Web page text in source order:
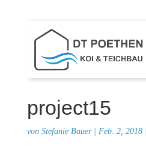
project15
von Stefanie Bauer| Feb. 2, 2018|